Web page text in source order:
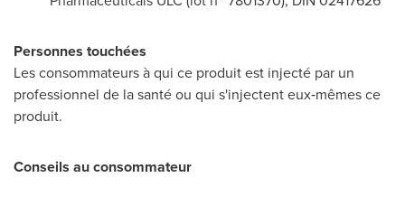
Personnes touchées
Les consommateurs à qui ce produit est injecté par un
professionnel de la santé ou qui s'injectent eux‑mêmes ce
produit.
Conseils au consommateur